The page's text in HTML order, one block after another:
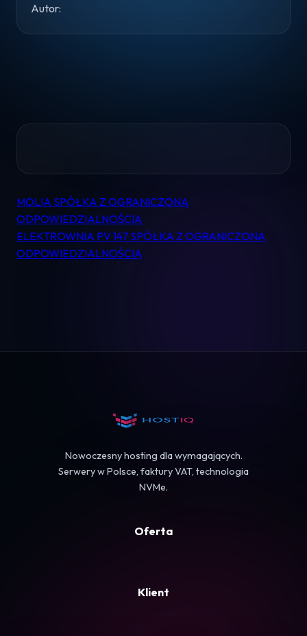
Pomoc
Kontakt
Autor:
Nawigacja
wpisu
MOLIA SPÓŁKA Z OGRANICZONĄ
ODPOWIEDZIALNOŚCIĄ
ELEKTROWNIA PV 147 SPÓŁKA Z OGRANICZONĄ
ODPOWIEDZIALNOŚCIĄ
Nowoczesny hosting dla wymagających.
Serwery w Polsce, faktury VAT, technologia
NVMe.
Oferta
Klient